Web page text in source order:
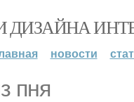
ДИЗАЙНА
новости
пня